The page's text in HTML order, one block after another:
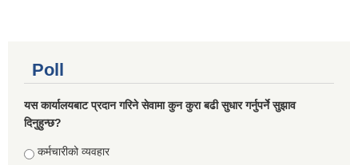
Poll
यस कार्यालयबाट प्रदान गरिने सेवामा कुन कुरा बढी सुधार गर्नुपर्ने सुझाव
दिनुहुन्छ?
Choices
कर्मचारीको व्यवहार